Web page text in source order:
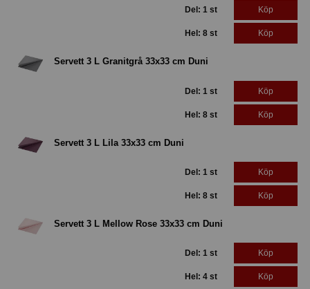
Del: 1 st Köp
Hel: 8 st Köp
Servett 3 L Granitgrå 33x33 cm Duni
Del: 1 st Köp
Hel: 8 st Köp
Servett 3 L Lila 33x33 cm Duni
Del: 1 st Köp
Hel: 8 st Köp
Servett 3 L Mellow Rose 33x33 cm Duni
Del: 1 st Köp
Hel: 4 st Köp